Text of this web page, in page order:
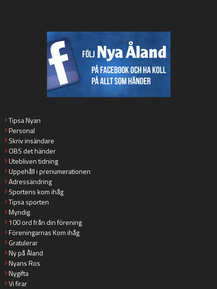
Tipsa Nyan
Personal
Skriv insändare
OBS det händer
Utebliven tidning
Uppehåll i prenumerationen
Adressändring
Sportens kom ihåg
Tipsa sporten
Myndig
100 ord från din förening
Föreningarnas Kom ihåg
Gratulerar
Ny på Åland
Nyans Ros
Nygifta
Vi firar